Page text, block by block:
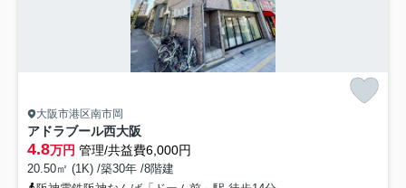
大阪市港区南市岡
アドラブール西大阪
4.8万円 管理/共益費6,000円
20.50㎡ (1K) /築30年 /8階建